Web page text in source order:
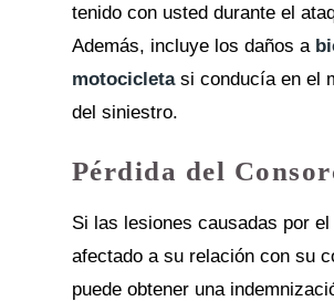
tenido con usted durante el
Además, incluye los daños a
motocicletasi conducía en el
del siniestro.
Pérdida del
Si las lesiones causadas por el
afectado a su relación con su
puede obtener una